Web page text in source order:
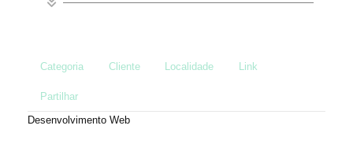
Categoria Cliente Localidade Link
Partilhar
Desenvolvimento Web